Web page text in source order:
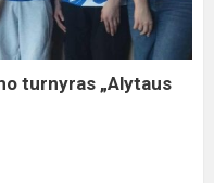
turnyras „Alytaus